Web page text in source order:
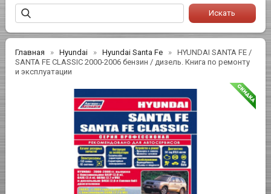
Главная Hyundai Hyundai Santa Fe
HYUNDAI SANTA FE /
SANTA FE CLASSIC 2000-2006 бензин / дизель. Книга по ремонту
и эксплуатации